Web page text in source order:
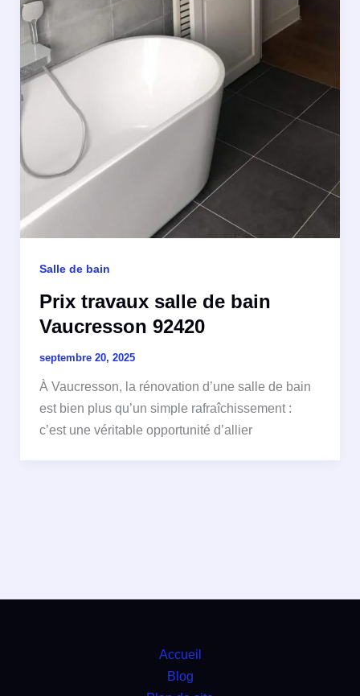
Salle de bain
Prix travaux salle de bain
Vaucresson 92420
septembre 20, 2025
À Vaucresson, la rénovation d’une salle de bain
est bien plus qu’un simple rafraîchissement :
c’est une véritable opportunité d’allier
Accueil
Blog